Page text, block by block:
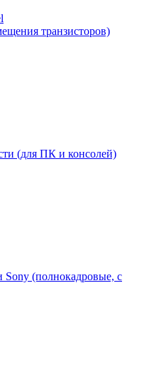
транзисторов)
(для ПК и консолей)
(полнокадровые, с